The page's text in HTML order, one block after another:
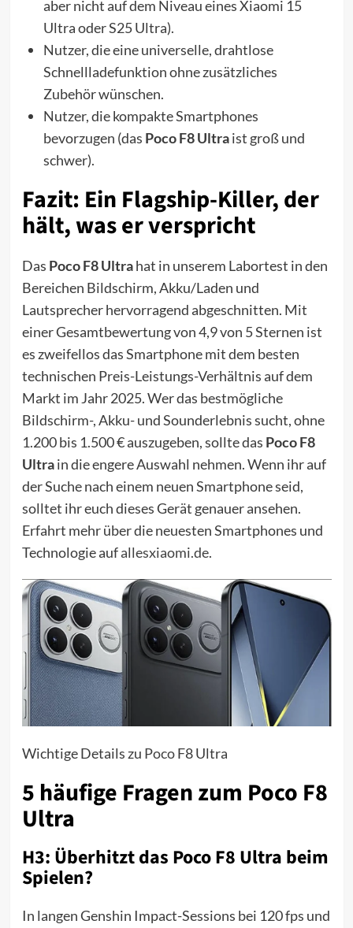
aber nicht auf dem Niveau eines Xiaomi 15
Ultra oder S25 Ultra).
Nutzer, die eine universelle, drahtlose
Schnellladefunktion ohne zusätzliches
Zubehör wünschen.
Nutzer, die kompakte Smartphones
bevorzugen (das Poco F8 Ultraist groß und
schwer).
Fazit: Ein Flagship-Killer, der
hält, was er verspricht
Das Poco F8 Ultrahat in unserem Labortest in den
Bereichen Bildschirm, Akku/Laden und
Lautsprecher hervorragend abgeschnitten. Mit
einer Gesamtbewertung von 4,9 von 5 Sternen ist
es zweifellos das Smartphone mit dem besten
technischen Preis-Leistungs-Verhältnis auf dem
Markt im Jahr 2025. Wer das bestmögliche
Bildschirm-, Akku- und Sounderlebnis sucht, ohne
1.200 bis 1.500 € auszugeben, sollte das Poco F8
Ultrain die engere Auswahl nehmen. Wenn ihr auf
der Suche nach einem neuen Smartphone seid,
solltet ihr euch dieses Gerät genauer ansehen.
Erfahrt mehr über die neuesten Smartphones und
Technologie aufallesxiaomi.de.
Wichtige Details zu PocoF8 Ultra
5 häufige Fragen zum Poco F8
Ultra
H3: Überhitzt das Poco F8 Ultra beim
Spielen?
In langen Genshin Impact-Sessions bei 120 fps und